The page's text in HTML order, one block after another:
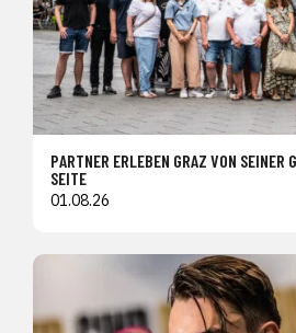
PARTNER ERLEBEN GRAZ VON SEINER
SEITE
01.08.26